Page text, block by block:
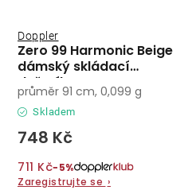
Zero 99 Harmonic Beige
dámský skládací
deštník
Doppler
Skladem
748 Kč
711 Kč−5%
Zaregistrujte se ›
průměr 91 cm, 0,099 g